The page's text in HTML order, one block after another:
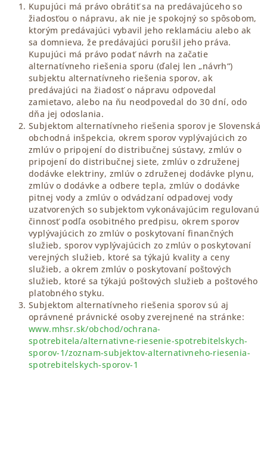
Kupujúci má právo obrátiť sa na predávajúceho so
žiadosťou o nápravu, ak nie je spokojný so spôsobom,
ktorým predávajúci vybavil jeho reklamáciu alebo ak
sa domnieva, že predávajúci porušil jeho práva.
Kupujúci má právo podať návrh na začatie
alternatívneho riešenia sporu (ďalej len „návrh“)
subjektu alternatívneho riešenia sporov, ak
predávajúci na žiadosť o nápravu odpovedal
zamietavo, alebo na ňu neodpovedal do 30 dní, odo
dňa jej odoslania.
Subjektom alternatívneho riešenia sporov je Slovenská
obchodná inšpekcia, okrem sporov vyplývajúcich zo
zmlúv o pripojení do distribučnej sústavy, zmlúv o
pripojení do distribučnej siete, zmlúv o združenej
dodávke elektriny, zmlúv o združenej dodávke plynu,
zmlúv o dodávke a odbere tepla, zmlúv o dodávke
pitnej vody a zmlúv o odvádzaní odpadovej vody
uzatvorených so subjektom vykonávajúcim regulovanú
činnosť podľa osobitného predpisu, okrem sporov
vyplývajúcich zo zmlúv o poskytovaní finančných
služieb, sporov vyplývajúcich zo zmlúv o poskytovaní
verejných služieb, ktoré sa týkajú kvality a ceny
služieb, a okrem zmlúv o poskytovaní poštových
služieb, ktoré sa týkajú poštových služieb a poštového
platobného styku.
Subjektom alternatívneho riešenia sporov sú aj
oprávnené právnické osoby zverejnené na stránke:
www.mhsr.sk/obchod/ochrana-
spotrebitela/alternativne-riesenie-spotrebitelskych-
sporov-1/zoznam-subjektov-alternativneho-riesenia-
spotrebitelskych-sporov-1